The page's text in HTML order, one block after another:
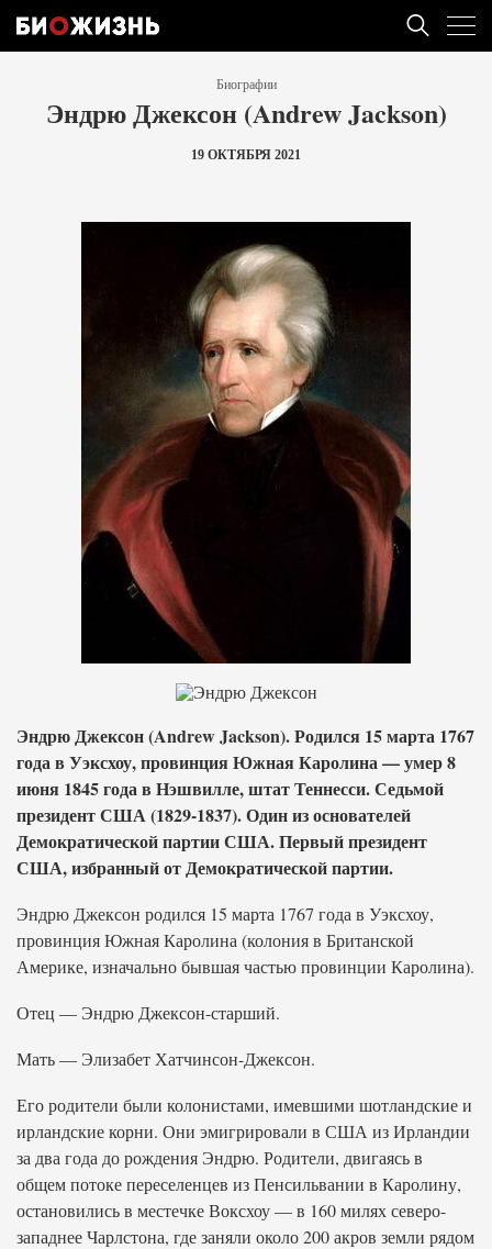
Биографии
Эндрю Джексон (Andrew Jackson)
19 ОКТЯБРЯ 2021
Эндрю Джексон (Andrew Jackson). Родился 15 марта 1767
года в Уэксхоу, провинция Южная Каролина — умер 8
июня 1845 года в Нэшвилле, штат Теннесси. Седьмой
президент США (1829-1837). Один из основателей
Демократической партии США. Первый президент
США, избранный от Демократической партии.
Эндрю Джексон родился 15 марта 1767 года в Уэксхоу,
провинция Южная Каролина (колония в Британской
Америке, изначально бывшая частью провинции Каролина).
Отец — Эндрю Джексон-старший.
Мать — Элизабет Хатчинсон-Джексон.
Его родители были колонистами, имевшими шотландские и
ирландские корни. Они эмигрировали в США из Ирландии
за два года до рождения Эндрю. Родители, двигаясь в
общем потоке переселенцев из Пенсильвании в Каролину,
остановились в местечке Воксхоу — в 160 милях северо-
западнее Чарлстона, где заняли около 200 акров земли рядом